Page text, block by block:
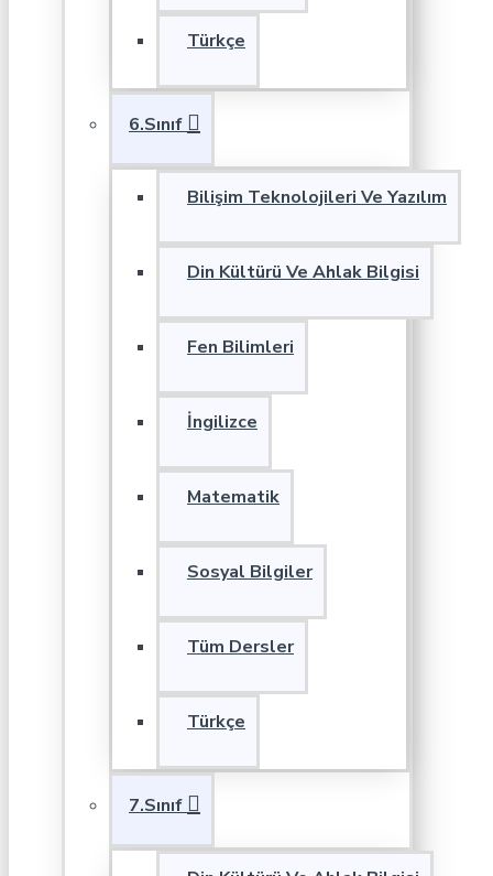
Türkçe
6.Sınıf
Bilişim Teknolojileri Ve Yazılım
Din Kültürü Ve Ahlak Bilgisi
Fen Bilimleri
İngilizce
Matematik
Sosyal Bilgiler
Tüm Dersler
Türkçe
7.Sınıf